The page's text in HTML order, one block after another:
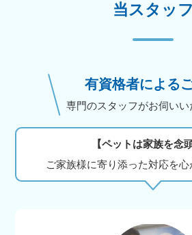
当スタッフ
有資格者による
専門のスタッフがお伺いい
【ペットは家族を念
ご家族様に寄り添った対応を